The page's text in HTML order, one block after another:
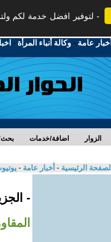
لتوفير افضل خدمة لكم
أخبار عامة -وكالة أنباء المرأة -
اضافة/خدمات الزوار
الصفحة الرئيسية - أخبار عامة -
-